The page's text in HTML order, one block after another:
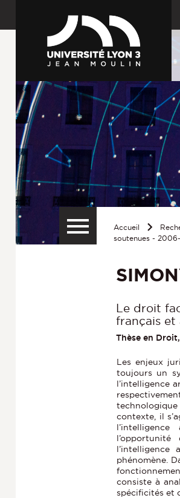
Accueil
soutenues - 2006-
Le droit
français et
Thèse en
Les enjeux
toujours un
l’intelligence
technologique
contexte, il
l’intelligence
phénomène.
consiste à
spécificités et